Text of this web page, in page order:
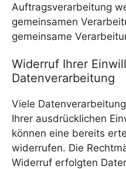
Auftragsverarbeitung
gemeinsamen
gemeinsame
Widerruf Ihrer
Datenverarbeitung
Viele
Ihrer ausdrücklichen
können eine bereits
widerrufen. Die
Widerruf erfolgten